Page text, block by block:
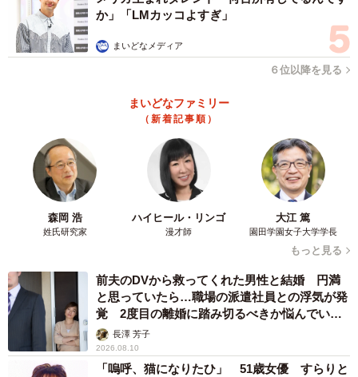
「今年も花粉症きつくないですか？俺も花粉症で開脚のキ
レがイマイチ…ポーズは一瞬！インパクトは永遠だぁぁ
ぁ!!」花粉症が開脚のキレに影響するという新事実を告白。
か」「LMカッコよすぎ」
まいどなメディア
６位以降を見る
まいどなファミリー
（新着記事順）
森岡 浩
姓氏研究家
ハイヒール・リンゴ
漫才師
大江 篤
園田学園女子大学学長
もっと見る
前夫のDVから救ってくれた男性と結婚 円満
と思っていたら…職場の派遣社員との浮気が発
覚 2度目の離婚に踏み切るべきか悩んでいま
す【夫婦関係修復カウンセラーが解説】
長澤 芳子
2026.08.10
「嗚呼、猫になりたひ」 51歳女優 すらりと